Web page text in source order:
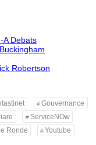
A Debats
Robertson
Gouvernance
ServiceNOw
Ronde Youtube